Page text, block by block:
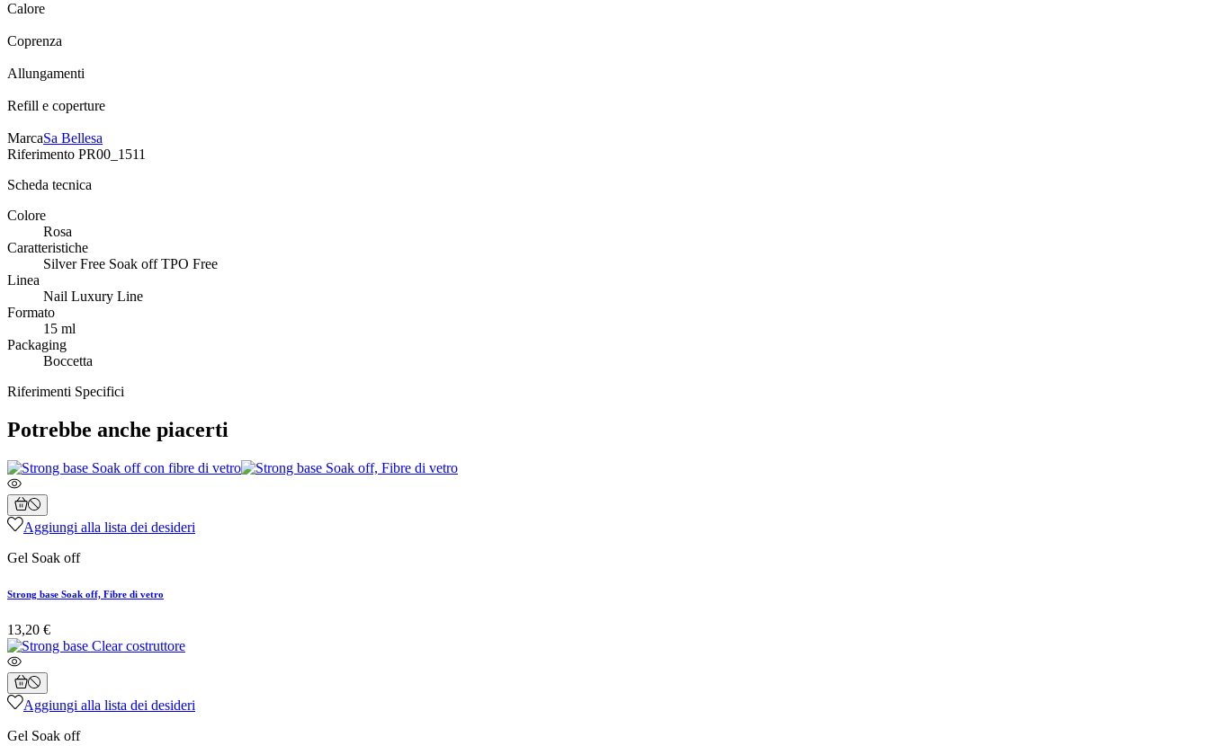
Calore
Coprenza
Allungamenti
Refill e coperture
MarcaSa Bellesa
Riferimento PR00_1511
Scheda tecnica
Colore
Rosa
Caratteristiche
Silver Free Soak off TPO Free
Linea
Nail Luxury Line
Formato
15 ml
Packaging
Boccetta
Riferimenti Specifici
Potrebbe anche piacerti
Aggiungi alla lista dei desideri
Gel Soak off
Strong base Soak off, Fibre di vetro
13,20 €
Aggiungi alla lista dei desideri
Gel Soak off